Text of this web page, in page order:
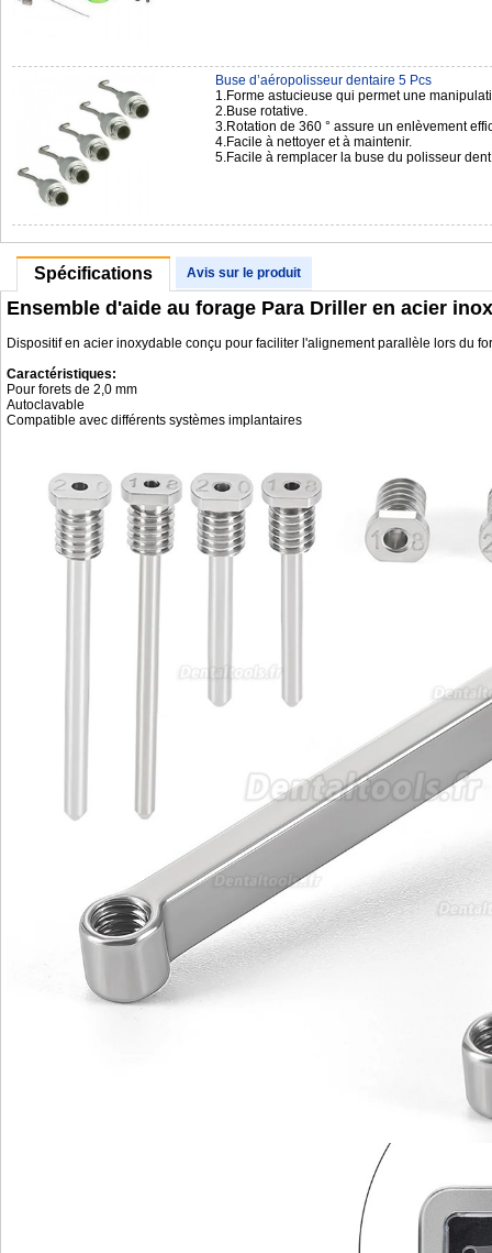
Buse d’aéropolisseur dentaire 5 Pcs
1.Forme astucieuse qui permet une
2.Buse rotative.
3.Rotation de 360 ° assure un enlèvement
4.Facile à nettoyer et à maintenir.
5.Facile à remplacer la buse du polisseur
Spécifications Avis sur le produit
Ensemble d'aide au forage Para Driller en acier
Dispositif en acier inoxydable conçu pour faciliter l'alignement parallèle lors du
Caractéristiques:
Pour forets de 2,0 mm
Autoclavable
Compatible avec différents systèmes implantaires